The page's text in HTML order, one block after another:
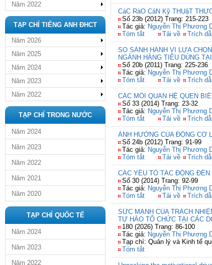
Năm 2022
TẠP CHÍ TIẾNG ANH ĐHCT
Năm 2026
Năm 2025
Năm 2024
Năm 2023
Năm 2022
TẠP CHÍ TRONG NƯỚC
Năm 2024
Năm 2023
Năm 2022
Năm 2021
Năm 2020
TẠP CHÍ QUỐC TẾ
Năm 2024
Năm 2023
Năm 2022
CáC RàO CảN Kỹ THUậT
Số 23b (2012) Trang: 215-223
Tác giả: Nguyễn Thị Phương
Tóm tắt
Tải về Trích
SO SÁNH HÀNH VI LỰA
NGÀNH HÀNG TIÊU DÙNG
Số 20b (2011) Trang: 225-236
Tác giả: Nguyễn Thị Phương
Tóm tắt
Tải về Trích
CÁC MỐI QUAN HỆ QUEN
Số 33 (2014) Trang: 23-32
Tác giả: Nguyễn Thị Phương
Tóm tắt
Tải về Trích
ẢNH HƯỞNG CỦA ĐỘNG CƠ
Số 24b (2012) Trang: 91-99
Tác giả: Nguyễn Thị Phương
Tóm tắt
Tải về Trích
CÁC YẾU TỐ TÁC ĐỘNG
Số 30 (2014) Trang: 92-99
Tác giả: Nguyễn Thị Phương
Tóm tắt
Tải về Trích
SỨC MẠNH CỦA TRÁCH
TỰ HÀO TỔ CHỨC TẠI CÁC
180 (2026) Trang: 86-100
Tác giả: Nguyễn Thị Phương
Tạp chí: Quản lý và Kinh tế
Tóm tắt